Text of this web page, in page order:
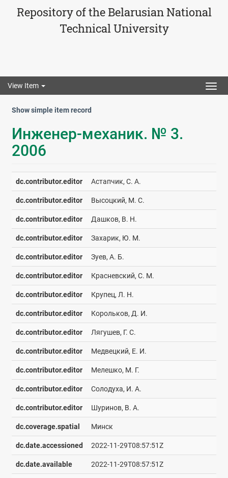
Repository of the Belarusian National
Technical University
View Item
Show simple item record
Инженер-механик. № 3.
2006
dc.contributor.editor Астапчик, С. А.
dc.contributor.editor Высоцкий, М. С.
dc.contributor.editor Дашков, В. Н.
dc.contributor.editor Захарик, Ю. М.
dc.contributor.editor Зуев, А. Б.
dc.contributor.editor Красневский, С. М.
dc.contributor.editor Крупец, Л. Н.
dc.contributor.editor Корольков, Д. И.
dc.contributor.editor Лягушев, Г. С.
dc.contributor.editor Медвецкий, Е. И.
dc.contributor.editor Мелешко, М. Г.
dc.contributor.editor Солодуха, И. А.
dc.contributor.editor Шуринов, В. А.
dc.coverage.spatial Минск
dc.date.accessioned 2022-11-29T08:57:51Z
dc.date.available 2022-11-29T08:57:51Z